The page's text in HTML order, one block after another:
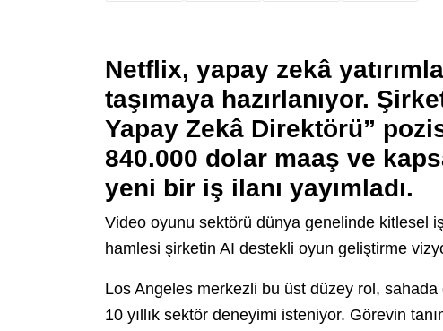
Netflix, yapay zekâ
taşımaya hazırlanıyor.
Yapay Zekâ Direktörü”
840.000 dolar maaş ve
yeni bir iş ilanı yayımladı.
Video oyunu sektörü dünya genelinde kitlesel
hamlesi şirketin AI destekli oyun geliştirme
Los Angeles merkezli bu üst düzey rol,
10 yıllık sektör deneyimi isteniyor. Görevin